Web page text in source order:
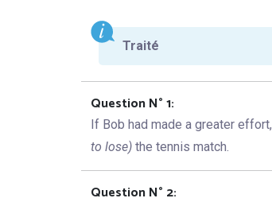
Traité
Question N° 1:
If Bob had made a greater effort,
to lose) the tennis match.
Question N° 2: